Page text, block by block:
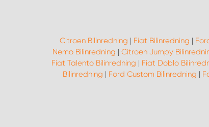
Citroen Bilinredning | Fiat Bilinredning |
Nemo Bilinredning | Citroen Jumpy
Fiat Talento Bilinredning | Fiat Doblo
Bilinredning | Ford Custom Bilinredning |